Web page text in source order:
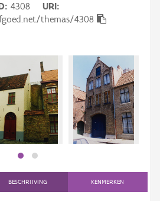
4308
URI
themas/4308
BESCHRIJVING KENMERKEN